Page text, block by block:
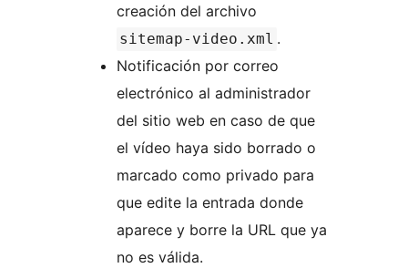
creación del archivo
sitemap-video.xml .
Notificación por correo
electrónico al administrador
del sitio web en caso de que
el vídeo haya sido borrado o
marcado como privado para
que edite la entrada donde
aparece y borre la URL que ya
no es válida.